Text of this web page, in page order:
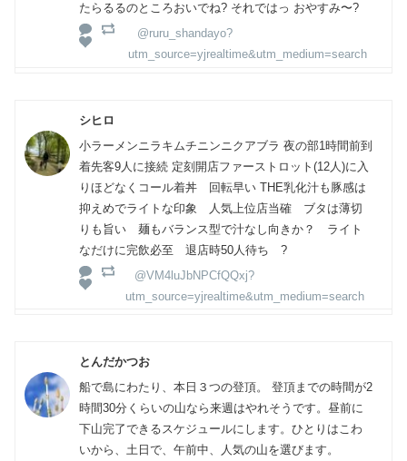
たらるるのところおいでね? それではっ おやすみ〜?
@ruru_shandayo?
utm_source=yjrealtime&utm_medium=search
シヒロ
小ラーメンニラキムチニンニクアブラ 夜の部1時間前到
着先客9人に接続 定刻開店ファーストロット(12人)に入
りほどなくコール着丼 回転早い THE乳化汁も豚感は
抑えめでライトな印象 人気上位店当確 ブタは薄切
りも旨い 麺もバランス型で汁なし向きか？ ライト
なだけに完飲必至 退店時50人待ち ?
@VM4luJbNPCfQQxj?
utm_source=yjrealtime&utm_medium=search
とんだかつお
船で島にわたり、本日３つの登頂。 登頂までの時間が2
時間30分くらいの山なら来週はやれそうです。昼前に
下山完了できるスケジュールにします。ひとりはこわ
いから、土日で、午前中、人気の山を選びます。